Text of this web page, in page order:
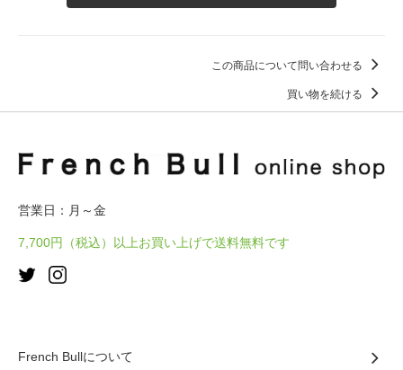
この商品について問い合わせる
買い物を続ける
営業日：月～金
7,700円（税込）以上お買い上げで送料無料です
French Bullについて